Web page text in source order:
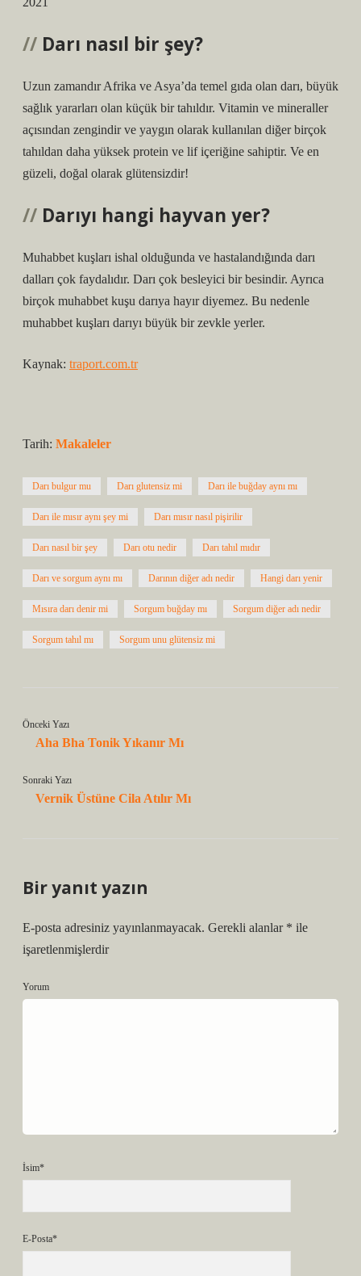
Darı nasıl bir şey?
Uzun zamandır Afrika ve Asya’da temel gıda olan darı, büyük
sağlık yararları olan küçük bir tahıldır. Vitamin ve mineraller
açısından zengindir ve yaygın olarak kullanılan diğer birçok
tahıldan daha yüksek protein ve lif içeriğine sahiptir. Ve en
güzeli, doğal olarak glütensizdir!
Darıyı hangi hayvan yer?
Muhabbet kuşları ishal olduğunda ve hastalandığında darı
dalları çok faydalıdır. Darı çok besleyici bir besindir. Ayrıca
birçok muhabbet kuşu darıya hayır diyemez. Bu nedenle
muhabbet kuşları darıyı büyük bir zevkle yerler.
Kaynak: traport.com.tr
Tarih: Makaleler
Darı bulgur mu Darı glutensiz mi Darı ile buğday aynı mı
Darı ile mısır aynı şey mi Darı mısır nasıl pişirilir
Darı nasıl bir şey Darı otu nedir Darı tahıl mıdır
Darı ve sorgum aynı mı Darının diğer adı nedir Hangi darı yenir
Mısıra darı denir mi Sorgum buğday mı Sorgum diğer adı nedir
Sorgum tahıl mı Sorgum unu glütensiz mi
Önceki Yazı
Aha Bha Tonik Yıkanır Mı
Sonraki Yazı
Vernik Üstüne Cila Atılır Mı
Bir yanıt yazın
E-posta adresiniz yayınlanmayacak. Gerekli alanlar * ile
işaretlenmişlerdir
Yorum
İsim*
E-Posta*